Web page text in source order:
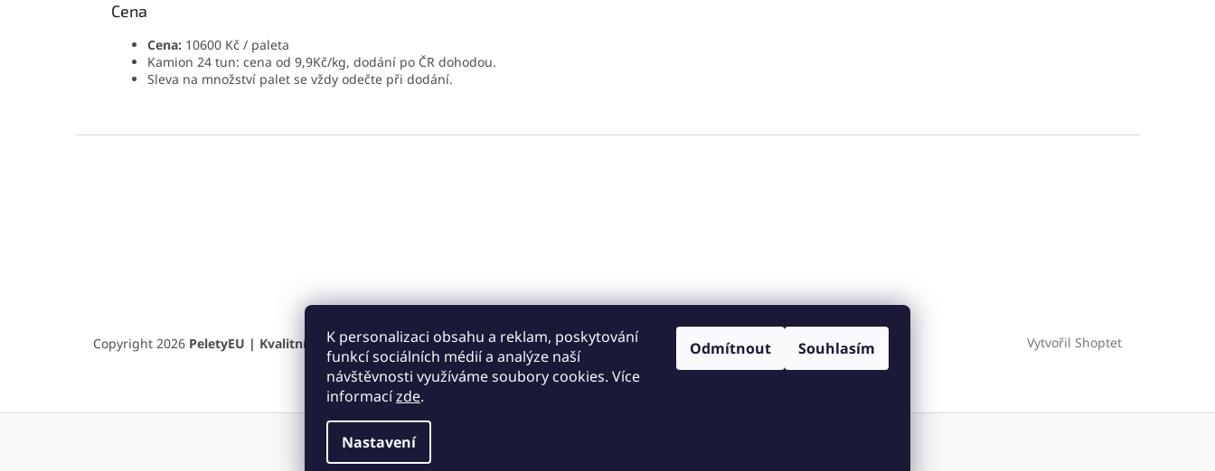
K personalizaci obsahu a reklam, poskytování
funkcí sociálních médií a analýze naší
návštěvnosti využíváme soubory cookies. Více
informacízde.
Nastavení
Odmítnout Souhlasím
Cena
Cena: 10600 Kč / paleta
Kamion 24 tun: cena od 9,9Kč/kg, dodání po ČR dohodou.
Sleva na množství palet se vždy odečte při dodání.
Vytvořil Shoptet
Copyright 2026 PeletyEU | Kvalitní pelety a brikety za skvělé ceny. Všechna práva vyhrazena. Upravit nastavení cookies
© 2026